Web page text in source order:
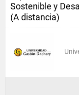
Sostenible y
(A distancia)